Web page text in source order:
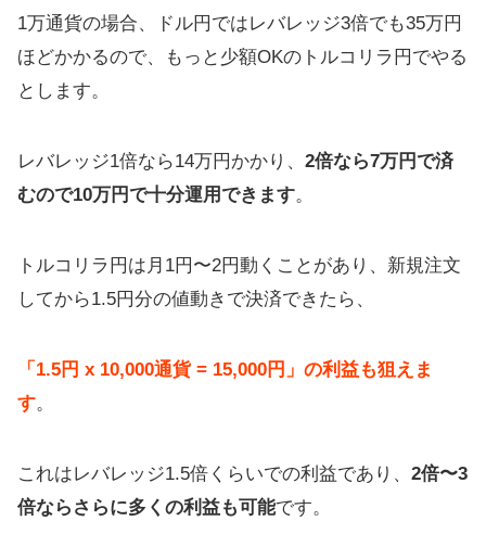
1万通貨の場合、ドル円ではレバレッジ3倍でも35万円
ほどかかるので、もっと少額OKのトルコリラ円でやる
とします。
レバレッジ1倍なら14万円かかり、 2倍なら7万円で済
むので10万円で十分運用できます。
トルコリラ円は月1円〜2円動くことがあり、新規注文
してから1.5円分の値動きで決済できたら、
「1.5円 x 10,000通貨 = 15,000円」の利益も狙えま
す。
これはレバレッジ1.5倍くらいでの利益であり、 2倍〜3
倍ならさらに多くの利益も可能です。